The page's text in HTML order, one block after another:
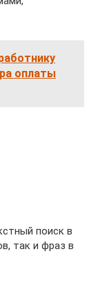
оплаты
поиск в
так и фраз в